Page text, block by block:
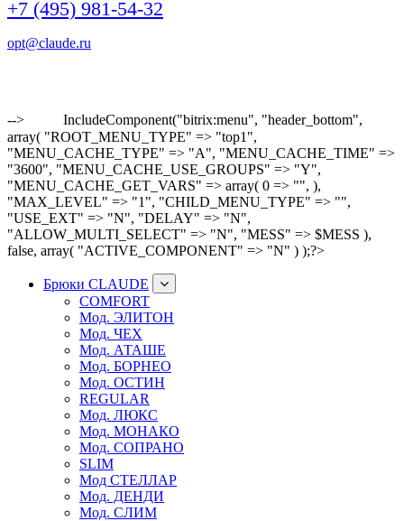
+7 (495) 981-54-32
opt@claude.ru
-->
IncludeComponent("bitrix:menu", "header_bottom",
array( "ROOT_MENU_TYPE" => "top1",
"MENU_CACHE_TYPE" => "A", "MENU_CACHE_TIME" =>
"3600", "MENU_CACHE_USE_GROUPS" => "Y",
"MENU_CACHE_GET_VARS" => array( 0 => "", ),
"MAX_LEVEL" => "1", "CHILD_MENU_TYPE" => "",
"USE_EXT" => "N", "DELAY" => "N",
"ALLOW_MULTI_SELECT" => "N", "MESS" => $MESS ),
false, array( "ACTIVE_COMPONENT" => "N" ) );?>
Брюки CLAUDE
COMFORT
Мод. ЭЛИТОН
Мод. ЧЕХ
Мод. АТАШЕ
Мод. БОРНЕО
Мод. ОСТИН
REGULAR
Мод. ЛЮКС
Мод. МОНАКО
Мод. СОПРАНО
SLIM
Мод СТЕЛЛАР
Мод. ДЕНДИ
Мод. СЛИМ